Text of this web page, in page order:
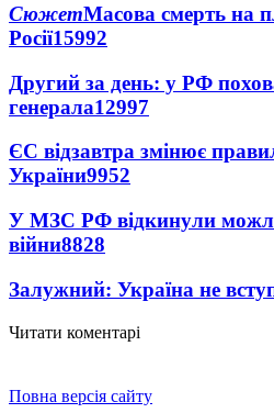
СюжетМасова смерть на
Росії15992
Другий за день: у РФ
генерала12997
ЄС відзавтра змінює
України9952
У МЗС РФ відкинули
війни8828
Залужний: Україна не
Читати коментарі
Повна версія сайту